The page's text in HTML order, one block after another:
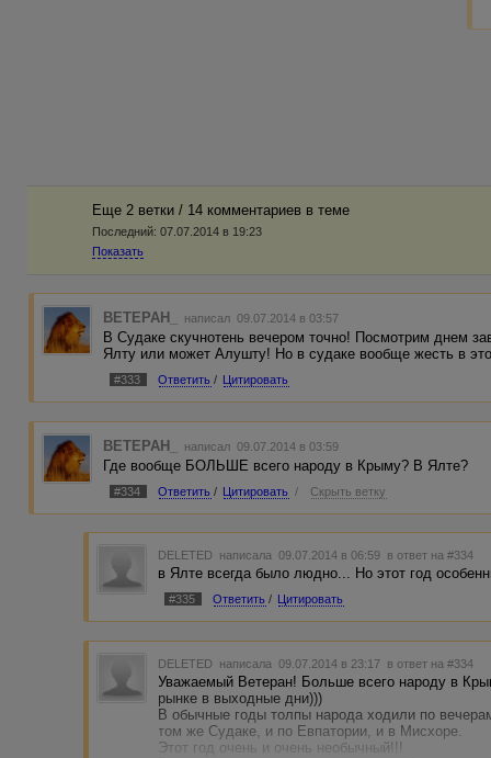
Еще 2 ветки / 14 комментариев в темe
Последний: 07.07.2014 в 19:23
Показать
BETEPAH_ написал 09.07.2014 в 03:57
В Судаке скучнотень вечером точно! Посмотрим днем
Ялту или может Алушту! Но в судаке вообще жесть в
#333 Ответить / Цитировать
BETEPAH_ написал 09.07.2014 в 03:59
Где вообще БОЛЬШЕ всего народу в Крыму? В Ялте?
#334 Ответить / Цитировать / Скрыть ветку
DELETED написала 09.07.2014 в 06:59 в ответ на #334
в Ялте всегда было людно... Но этот год
#335 Ответить / Цитировать
DELETED написала 09.07.2014 в 23:17 в ответ на #334
Уважаемый Ветеран! Больше всего народу в
рынке в выходные дни)))
В обычные годы толпы народа ходили по
том же Судаке, и по Евпатории, и в Мисхоре.
Этот год очень и очень необычный!!!